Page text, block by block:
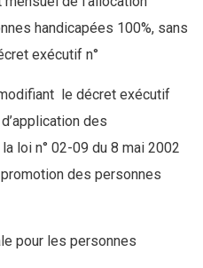
handicapées 100%, sans
exécutif n°
le décret exécutif
des
loi n° 02-09 du 8 mai 2002
des personnes
pour les personnes